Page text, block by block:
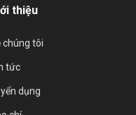
thiệu
chúng tôi
tức
dụng